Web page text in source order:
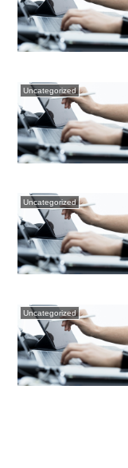
Uncategorized
Uncategorized
Uncategorized